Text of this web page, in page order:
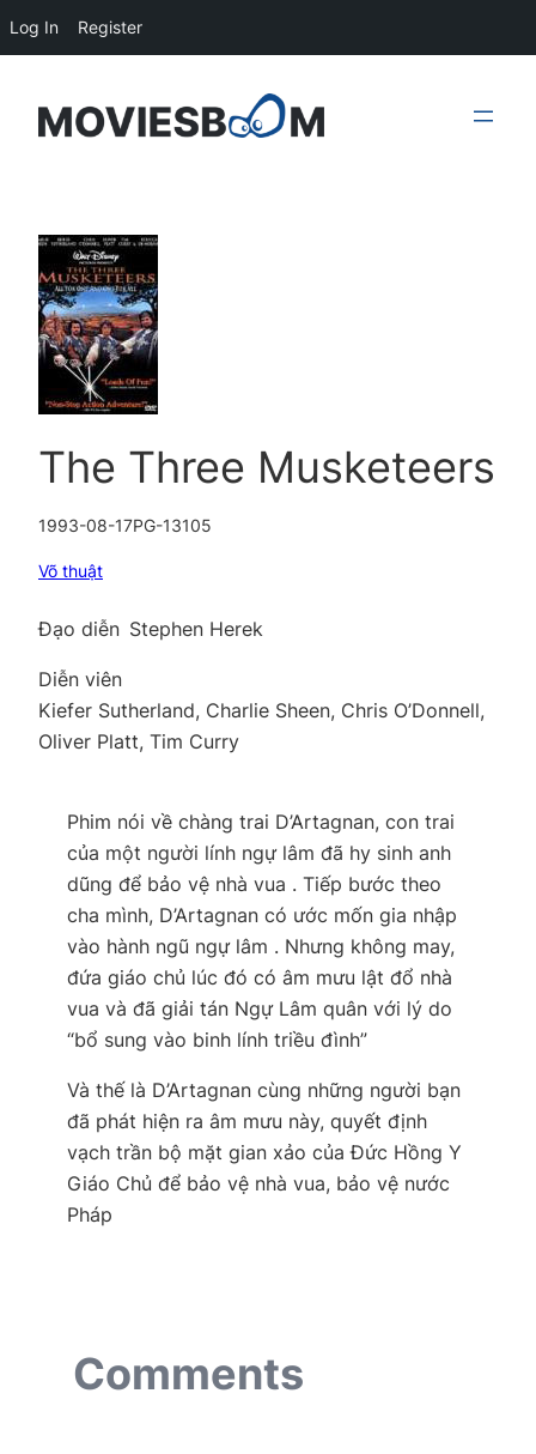
content
The Three Musketeers
1993-08-17PG-13105
Võ thuật
Đạo diễn Stephen Herek
Diễn viên
Kiefer Sutherland, Charlie Sheen, Chris O’Donnell,
Oliver Platt, Tim Curry
Phim nói về chàng trai D’Artagnan, con trai
của một người lính ngự lâm đã hy sinh anh
dũng để bảo vệ nhà vua . Tiếp bước theo
cha mình, D’Artagnan có ước mốn gia nhập
vào hành ngũ ngự lâm . Nhưng không may,
đứa giáo chủ lúc đó có âm mưu lật đổ nhà
vua và đã giải tán Ngự Lâm quân với lý do
“bổ sung vào binh lính triều đình”
Và thế là D’Artagnan cùng những người bạn
đã phát hiện ra âm mưu này, quyết định
vạch trần bộ mặt gian xảo của Đức Hồng Y
Giáo Chủ để bảo vệ nhà vua, bảo vệ nước
Pháp
Comments
Log In Register